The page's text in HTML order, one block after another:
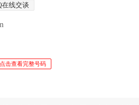
在线交谈
点击查看完整号码